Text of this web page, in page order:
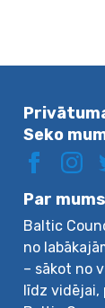
Seko
Par mums
Baltic
no
– sākot no
līdz vidējai,